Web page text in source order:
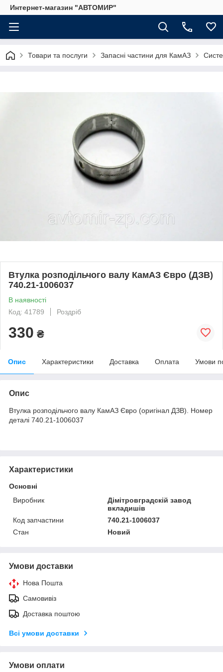
Интернет-магазин "АВТОМИР"
Товари та послуги Запасні частини для КамАЗ
Втулка розподільчого валу КамАЗ Євро (ДЗВ)
740.21-1006037
В наявності
Код: 41789
Роздріб
330 ₴
Опис Характеристики Доставка Оплата Умови
Опис
Втулка розподільчого валу КамАЗ Євро (оригінал ДЗВ). Номер
деталі 740.21-1006037
Характеристики
Основні
Виробник
Дімітровградскій завод
вкладишів
Код запчастини
740.21-1006037
Стан
Новий
Умови доставки
Нова Пошта
Самовивіз
Доставка поштою
Всі умови доставки
Умови оплати